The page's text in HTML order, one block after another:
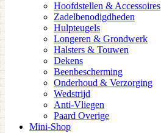
Hoofdstellen & Accessoires
Zadelbenodigdheden
Hulpteugels
Longeren & Grondwerk
Halsters & Touwen
Dekens
Beenbescherming
Onderhoud & Verzorging
Wedstrijd
Anti-Vliegen
Paard Overige
Mini-Shop